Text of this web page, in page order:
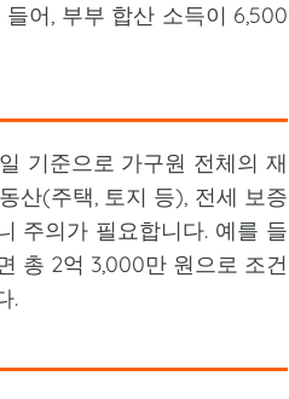
어, 부부 합산 소득이 6,500
기준으로 가구원 전체의 재
산(주택, 토지 등), 전세 보증
주의가 필요합니다. 예를 들
총 2억 3,000만 원으로 조건
.